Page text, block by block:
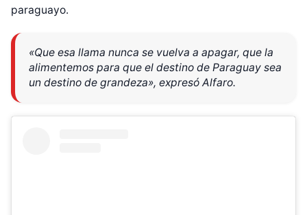
paraguayo.
«Que esa llama nunca se vuelva a apagar, que la
alimentemos para que el destino de Paraguay sea
un destino de grandeza», expresó Alfaro.